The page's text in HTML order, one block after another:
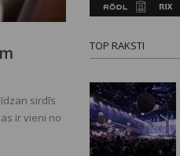
sirdīs
ir vieni no
nedz
TOP RAKSTI